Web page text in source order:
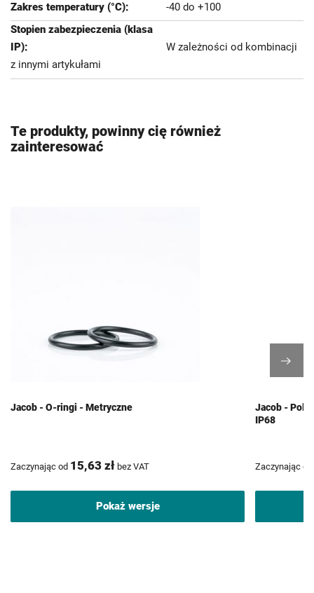
-40 do +100
W zależności od kombinacji
z innymi artykułami
Te produkty, powinny cię również
zainteresować
Jacob - O-ringi - Metryczne
Zaczynając od 15,63 zł bez VAT
Pokaż wersje
Jacob -
IP68
Zaczynając od